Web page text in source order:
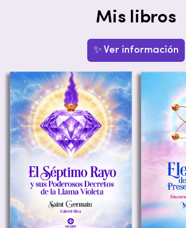
Mis libros
✨ Ver información